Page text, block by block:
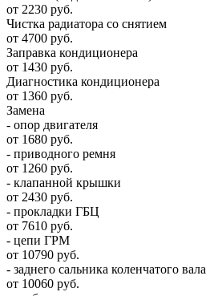
от 2230 руб.
Чистка радиатора со снятием
от 4700 руб.
Заправка кондиционера
от 1430 руб.
Диагностика кондиционера
от 1360 руб.
Замена
- опор двигателя
от 1680 руб.
- приводного ремня
от 1260 руб.
- клапанной крышки
от 2430 руб.
- прокладки ГБЦ
от 7610 руб.
- цепи ГРМ
от 10790 руб.
- заднего сальника коленчатого вала
от 10060 руб.